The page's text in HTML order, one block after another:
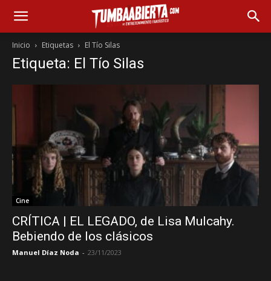
Inicio Etiquetas El Tío Silas
Etiqueta: El Tío Silas
Cine
CRÍTICA | EL LEGADO, de Lisa Mulcahy.
Bebiendo de los clásicos
Manuel Díaz Noda - 23/11/2023